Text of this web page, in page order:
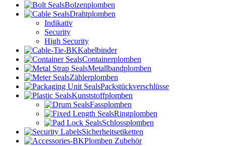
Bolzenplomben
Drahtplomben
Indikativ
Security
High Security
Kabelbinder
Containerplomben
Metallbandplomben
Zählerplomben
Packstückverschlüsse
Kunststoffplomben
Fassplomben
Ringplomben
Schlossplomben
Sicherheitsetiketten
Plomben Zubehör